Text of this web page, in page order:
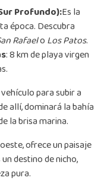
Profundo):Es la
época. Descubra
Rafaelo Los Patos.
: 8 km de playa virgen
para subir a
allí, dominará la bahía
la brisa marina.
ofrece un paisaje
un destino de nicho,
pura.